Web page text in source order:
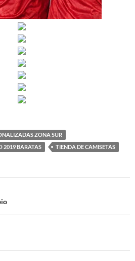
ZONA SUR
2019 BARATAS
TIENDA DE CAMISETAS